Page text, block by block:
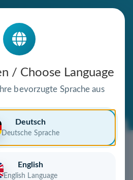
/ Choose Language
bevorzugte Sprache aus
Deutsch
Deutsche Sprache
English
English Language
schon bald Ihnen gehören!